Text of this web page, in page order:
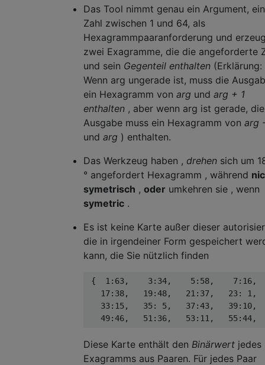
▄▄▄▄▄▄▄  ▄▄▄▄▄▄▄  ▄▄▄ ▄▄▄  ▄▄▄▄▄▄▄
▄▄▄ ▄▄▄  ▄▄▄▄▄▄▄  ▄▄▄▄▄▄▄  ▄▄▄▄▄▄▄
▄▄▄ ▄▄▄  ▄▄▄ ▄▄▄  ▄▄▄▄▄▄▄  ▄▄▄▄▄▄▄
▄▄▄ ▄▄▄  ▄▄▄ ▄▄▄  ▄▄▄▄▄▄▄  ▄▄▄▄▄▄▄
▄▄▄▄▄▄▄  ▄▄▄ ▄▄▄  ▄▄▄▄▄▄▄  ▄▄▄▄▄▄▄
▄▄▄▄▄▄▄  ▄▄▄▄▄▄▄  ▄▄▄▄▄▄▄  ▄▄▄ ▄▄▄
41       42       43       44
▄▄▄ ▄▄▄  ▄▄▄▄▄▄▄  ▄▄▄ ▄▄▄  ▄▄▄▄▄▄▄
▄▄▄▄▄▄▄  ▄▄▄ ▄▄▄  ▄▄▄ ▄▄▄  ▄▄▄ ▄▄▄
▄▄▄▄▄▄▄  ▄▄▄▄▄▄▄  ▄▄▄▄▄▄▄  ▄▄▄ ▄▄▄
▄▄▄ ▄▄▄  ▄▄▄▄▄▄▄  ▄▄▄ ▄▄▄  ▄▄▄ ▄▄▄
▄▄▄▄▄▄▄  ▄▄▄ ▄▄▄  ▄▄▄▄▄▄▄  ▄▄▄ ▄▄▄
49       50       51       52
▄▄▄▄▄▄▄  ▄▄▄▄▄▄▄  ▄▄▄▄▄▄▄  ▄▄▄▄▄▄▄
▄▄▄ ▄▄▄  ▄▄▄▄▄▄▄  ▄▄▄ ▄▄▄  ▄▄▄ ▄▄▄
▄▄▄▄▄▄▄  ▄▄▄ ▄▄▄  ▄▄▄ ▄▄▄  ▄▄▄ ▄▄▄
▄▄▄▄▄▄▄  ▄▄▄▄▄▄▄  ▄▄▄▄▄▄▄  ▄▄▄▄▄▄▄
▄▄▄ ▄▄▄  ▄▄▄▄▄▄▄  ▄▄▄ ▄▄▄  ▄▄▄▄▄▄▄
Das Tool nimmt genau ein Argument,
Zahl zwischen 1 und 64, als
Hexagrammpaaranforderung und
zwei Exagramme, die die angeforderte
und sein Gegenteil enthalten (Erklärung:
Wenn arg ungerade ist, muss die
ein Hexagramm von arg und arg + 1
enthalten , aber wenn arg ist gerade, die
Ausgabe muss ein Hexagramm von arg
und arg ) enthalten.
Das Werkzeug haben , drehen sich um
° angefordert Hexagramm , während
symetrisch , oder umkehren sie , wenn
symetric .
Es ist keine Karte außer dieser
die in irgendeiner Form gespeichert
kann, die Sie nützlich finden
{  1:63,    3:34,    5:58,    7:16,
17:38,   19:48,   21:37,   23:
33:15,   35: 5,   37:43,
Diese Karte enthält den Binärwert jedes
Exagramms aus Paaren. Für jedes Paar